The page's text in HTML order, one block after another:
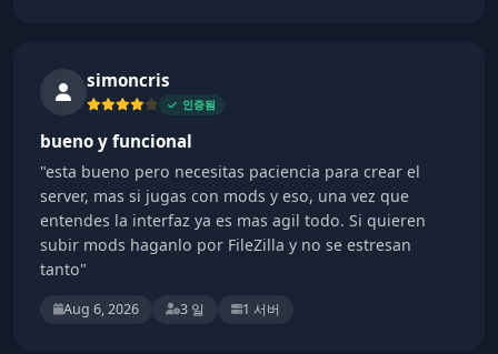
simoncris
인증됨
bueno y funcional
"esta bueno pero necesitas paciencia para crear el
server, mas si jugas con mods y eso, una vez que
entendes la interfaz ya es mas agil todo. Si quieren
subir mods haganlo por FileZilla y no se estresan
tanto"
Aug 6, 2026 3 일 1 서버